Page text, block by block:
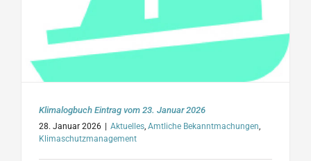
Klimalogbuch Eintrag vom 23. Januar 2026
28. Januar 2026 | Aktuelles Amtliche Bekanntmachungen
Klimaschutzmanagement